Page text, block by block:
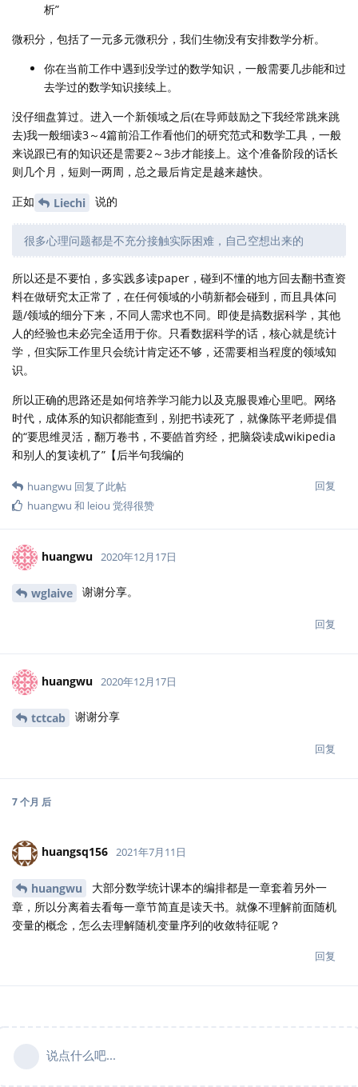
析”
微积分，包括了一元多元微积分，我们生物没有安排数学分析。
你在当前工作中遇到没学过的数学知识，一般需要几步能和过
去学过的数学知识接续上。
没仔细盘算过。进入一个新领域之后(在导师鼓励之下我经常跳来跳
去)我一般细读3～4篇前沿工作看他们的研究范式和数学工具，一般
来说跟已有的知识还是需要2～3步才能接上。这个准备阶段的话长
则几个月，短则一两周，总之最后肯定是越来越快。
正如
Liechi 说的
很多心理问题都是不充分接触实际困难，自己空想出来的
所以还是不要怕，多实践多读paper，碰到不懂的地方回去翻书查资
料在做研究太正常了，在任何领域的小萌新都会碰到，而且具体问
题/领域的细分下来，不同人需求也不同。即使是搞数据科学，其他
人的经验也未必完全适用于你。只看数据科学的话，核心就是统计
学，但实际工作里只会统计肯定还不够，还需要相当程度的领域知
识。
所以正确的思路还是如何培养学习能力以及克服畏难心里吧。网络
时代，成体系的知识都能查到，别把书读死了，就像陈平老师提倡
的“要思维灵活，翻万卷书，不要皓首穷经，把脑袋读成wikipedia
和别人的复读机了”【后半句我编的
回复
huangwu 回复了此帖
huangwu 和 leiou 觉得很赞
huangwu 2020年12月17日
wglaive 谢谢分享。
回复
huangwu 2020年12月17日
tctcab 谢谢分享
回复
7 个月 后
huangsq156 2021年7月11日
huangwu
大部分数学统计课本的编排都是一章套着另外一
章，所以分离着去看每一章节简直是读天书。就像不理解前面随机
变量的概念，怎么去理解随机变量序列的收敛特征呢？
回复
说点什么吧...